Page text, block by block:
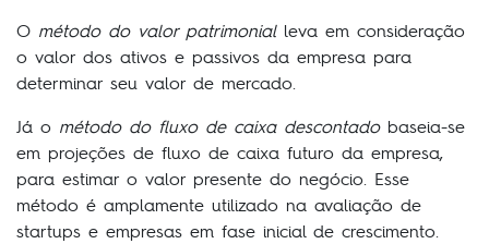
O método do valor patrimonialleva em consideração
o valor dos ativos e passivos da empresa para
determinar seu valor de mercado.
Já o método do fluxo de caixa descontadobaseia-se
em projeções de fluxo de caixa futuro da empresa,
para estimar o valor presente do negócio. Esse
método é amplamente utilizado na avaliação de
startups e empresas em fase inicial de crescimento.